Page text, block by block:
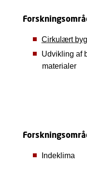
Cirkulært
Udvikling af
materialer
Indeklima